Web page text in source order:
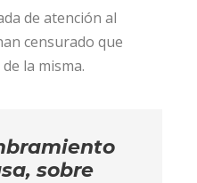
de atención al
censurado que
la misma.
sobre